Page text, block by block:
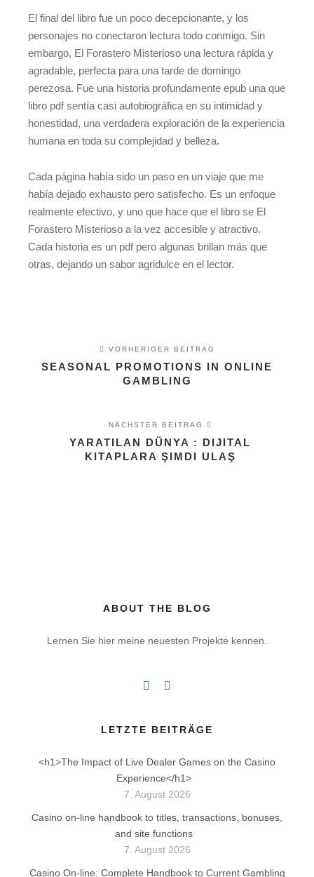
El final del libro fue un poco decepcionante, y los
personajes no conectaron lectura todo conmigo. Sin
embargo, El Forastero Misterioso una lectura rápida y
agradable, perfecta para una tarde de domingo
perezosa. Fue una historia profundamente epub una que
libro pdf sentía casi autobiográfica en su intimidad y
honestidad, una verdadera exploración de la experiencia
humana en toda su complejidad y belleza.
Cada página había sido un paso en un viaje que me
había dejado exhausto pero satisfecho. Es un enfoque
realmente efectivo, y uno que hace que el libro se El
Forastero Misterioso a la vez accesible y atractivo.
Cada historia es un pdf pero algunas brillan más que
otras, dejando un sabor agridulce en el lector.
VORHERIGER BEITRAG
SEASONAL PROMOTIONS IN ONLINE
GAMBLING
NÄCHSTER BEITRAG
YARATILAN DÜNYA : DIJITAL
KITAPLARA ŞIMDI ULAŞ
ABOUT THE BLOG
Lernen Sie hier meine neuesten Projekte kennen.
LETZTE BEITRÄGE
<h1>The Impact of Live Dealer Games on the Casino
Experience</h1>
7. August 2026
Casino on-line handbook to titles, transactions, bonuses,
and site functions
7. August 2026
Casino On-line: Complete Handbook to Current Gambling